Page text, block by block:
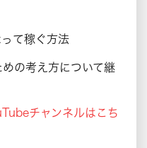
て稼ぐ方法
の考え方について継
チャンネルはこち